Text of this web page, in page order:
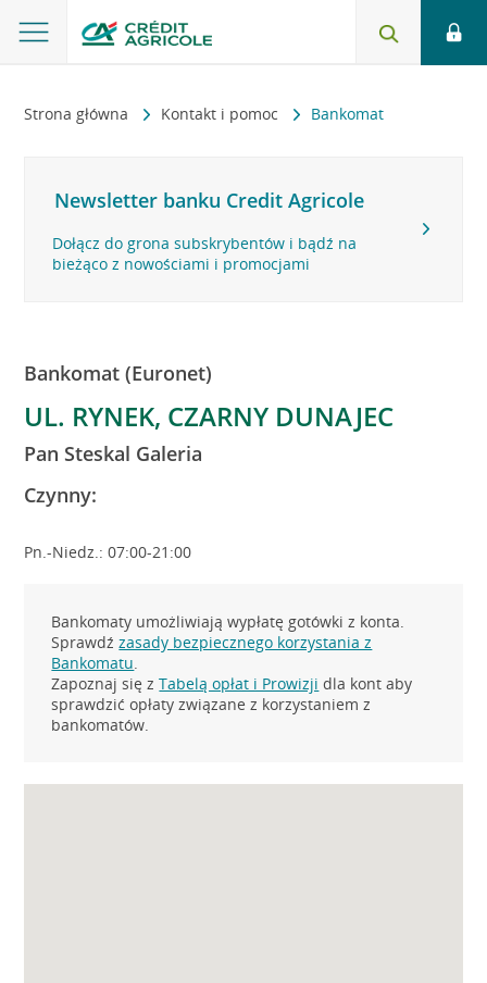
Strona główna Kontakt i pomoc Bankomat
Newsletter banku Credit Agricole
Dołącz do grona subskrybentów i bądź na
bieżąco z nowościami i promocjami
Bankomat (Euronet)
UL. RYNEK, CZARNY DUNAJEC
Pan Steskal Galeria
Czynny:
Pn.-Niedz.: 07:00-21:00
Bankomaty umożliwiają wypłatę gotówki z konta.
Sprawdźzasady bezpiecznego korzystania z
Bankomatu.
Zapoznaj się zTabelą opłat i Prowizji dla kont aby
sprawdzić opłaty związane z korzystaniem z
bankomatów.